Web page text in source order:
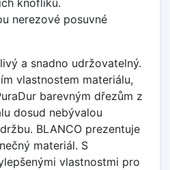
nerezové posuvné
a snadno udržovatelný.
vlastnostem materiálu,
barevným dřezům z
dosud nebývalou
BLANCO prezentuje
materiál. S
vlastnostmi pro